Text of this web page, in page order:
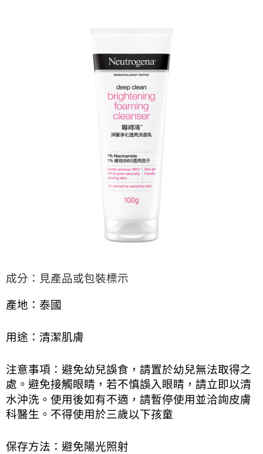
ATM／網路銀行／等多元方式進行付款，方視為交易完成。
※ 請注意：結帳手續完成當下不需立刻繳費，但若您需要取消訂單，請聯絡
※ 交易是否成功請以「AFTEE先享後付 」之結帳頁面顯示為準，若有關於
是否繳費成功／繳費後需取消欲退款等相關疑問，請聯繫「AFTEE先享後付
https://netprotections.freshdesk.com/support/home
１．透過由恩沛科技股份有限公司提供之「AFTEE先享後付」服務完成之交
易，需依本服務之必要範圍內提供個人資料，並將交易相關給付款項請求債
權轉讓予恩沛科技股份有限公司。
２．關於個人資料處理事宜，請瀏覽以下網址：
「AFTEE先享後付」，若未經同意申辦者引起之損失，本公司不負相關責
４．使用「AFTEE先享後付」時，將依據個別帳號之用戶狀況，依本公司即
５．嚴禁一人註冊多個帳號或使用他人資訊註冊。若發現惡意使用之情形，
恩沛科技股份有限公司將有權停止該用戶之使用額度並採取法律行動。
每筆NT$60，滿NT$599(含以上)免運費
每筆NT$120，滿NT$899(含以上)免運費
成分：見產品或包裝標示
產地：泰國
用途：清潔肌膚
注意事項：避免幼兒誤食，請置於幼兒無法取得之
處。避免接觸眼睛，若不慎誤入眼睛，請立即以清
水沖洗。使用後如有不適，請暫停使用並洽詢皮膚
科醫生。不得使用於三歲以下孩童
保存方法：避免陽光照射